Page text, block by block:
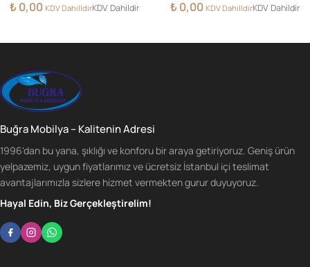
₺0,00 KDV DahilldirKDV Dahildir ₺0,00 KDV DahilldirKDV Dahildir
Buğra Mobilya – Kalitenin Adresi
1996'dan bu yana, şıklığı ve konforu bir araya getiriyoruz. Geniş ürün
yelpazemiz, uygun fiyatlarımız ve ücretsiz İstanbul içi teslimat
avantajlarımızla sizlere hizmet vermekten gurur duyuyoruz.
Hayal Edin, Biz Gerçekleştirelim!